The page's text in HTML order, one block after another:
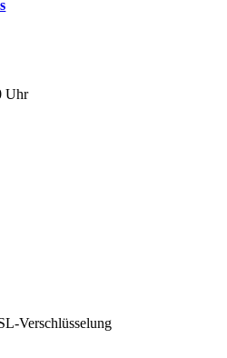
Uhr
Verschlüsselung